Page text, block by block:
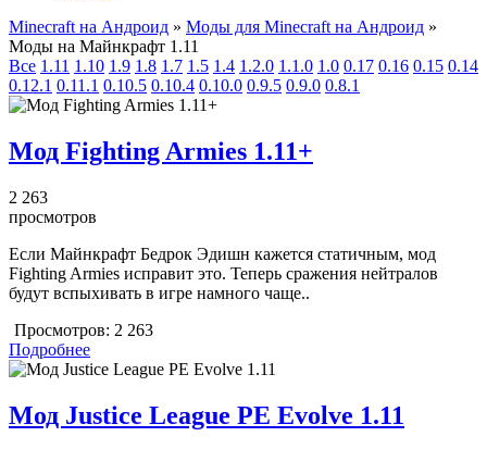
Minecraft на Андроид » Моды для Minecraft на Андроид »
Моды на Майнкрафт 1.11
Все 1.11 1.10 1.9 1.8 1.7 1.5 1.4 1.2.0 1.1.0 1.0 0.17 0.16 0.15 0.14
0.12.1 0.11.1 0.10.5 0.10.4 0.10.0 0.9.5 0.9.0 0.8.1
Мод Fighting Armies 1.11+
2 263
просмотров
Если Майнкрафт Бедрок Эдишн кажется статичным, мод
Fighting Armies исправит это. Теперь сражения нейтралов
будут вспыхивать в игре намного чаще..
Просмотров: 2 263
Подробнее
Мод Justice League PE Evolve 1.11